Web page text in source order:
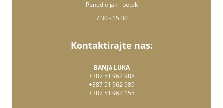
Ponedjeljak - petak
7:30 - 15:30
Kontaktirajte nas:
BANJA LUKA
+387 51 962 988
+387 51 962 989
+387 51 962 155